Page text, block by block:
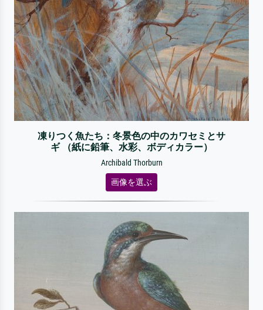
凍りつく魚たち：冬景色の中のカワセミとサ
ギ （紙に鉛筆、水彩、ボディカラー）
Archibald Thorburn
画像を選ぶ